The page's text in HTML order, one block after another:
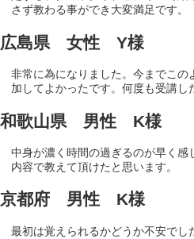
さず教わる事ができ大変満足です。
広島県 女性 Y様
非常に為になりました。今までこの
加してよかったです。何度も受講し
和歌山県 男性 K様
中身が濃く時間の過ぎるのが早く感
内容で教えて頂けたと思います。
京都府 男性 K様
最初は覚えられるかどうか不安でし